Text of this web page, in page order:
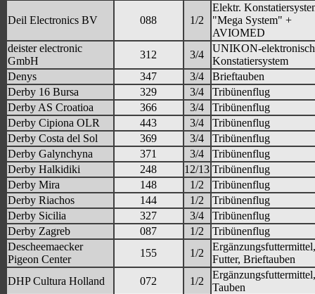
Deil Electronics BV 088 1/2
Elektr.
"Mega System" +
AVIOMED
deister electronic
GmbH
312 3/4
UNIKON-
Konstatiersystem
Denys
347 3/4
Brieftauben
Derby 16 Bursa
329 3/4
Tribünenflug
Derby AS Croatioa
366 3/4
Tribünenflug
Derby Cipiona OLR
443 3/4
Tribünenflug
Derby Costa del Sol
369 3/4
Tribünenflug
Derby Galynchyna
371 3/4
Tribünenflug
Derby Halkidiki
248 12/13 Tribünenflug
Derby Mira
148 1/2
Tribünenflug
Derby Riachos
144 1/2
Tribünenflug
Derby Sicilia
327 3/4
Tribünenflug
Derby Zagreb
087 1/2
Tribünenflug
Descheemaecker
Pigeon Center
155 1/2
Ergänzungsfuttermittel,
Futter, Brieftauben
DHP Cultura Holland
072 1/2
Ergänzungsfuttermittel,
Tauben